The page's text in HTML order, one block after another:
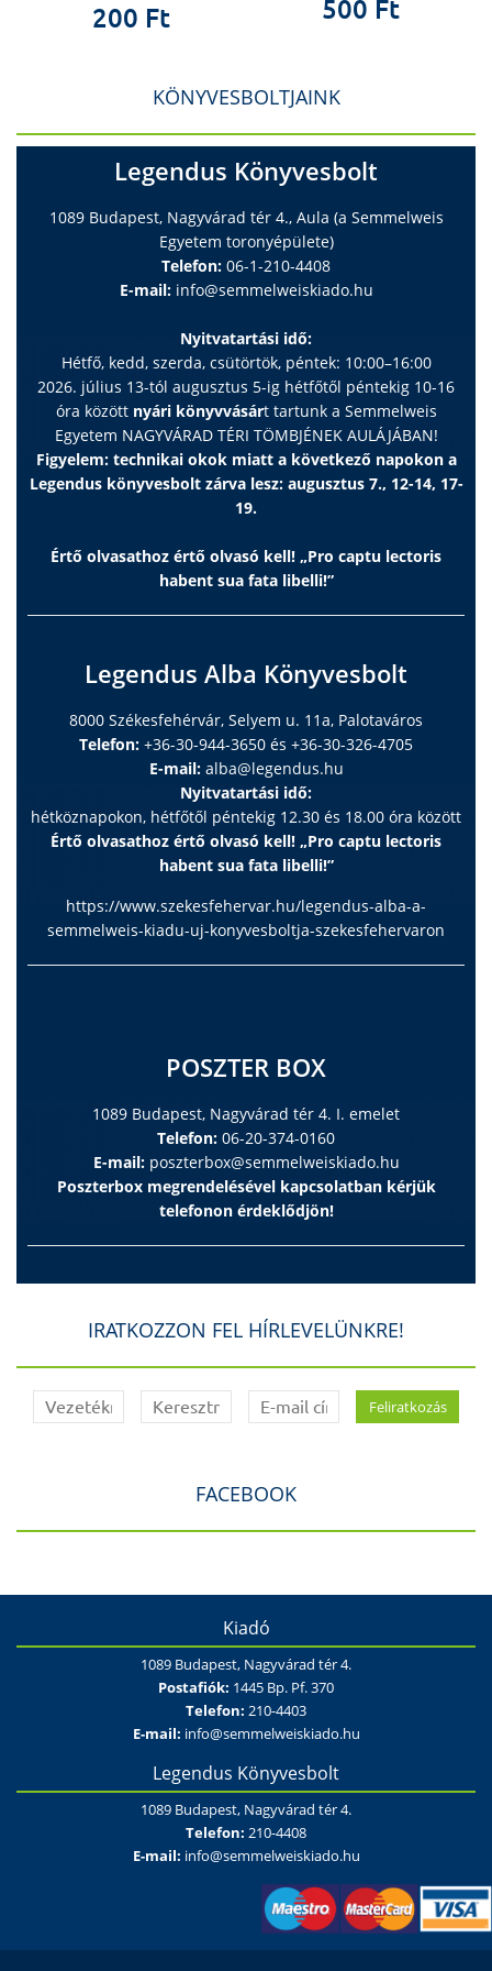
díszpolgára 1999 / az MTA Szentágothai János
Károly Egyetem emlékérme, Prága JELENLEG SE
Orálbiológia / Professor emerita The Borrow Foundation
elnöke
A film, mely a könyv alapjául szolgál, DVD-n is
megvásárolható (3000 Ft)
200 Ft 500 Ft
KÖNYVESBOLTJAINK
Legendus Könyvesbolt
1089 Budapest, Nagyvárad tér 4., Aula (a Semmelweis
Egyetem toronyépülete)
Telefon: 06-1-210-4408
E-mail: info@semmelweiskiado.hu
Nyitvatartási idő:
Hétfő, kedd, szerda, csütörtök, péntek: 10:00–16:00
2026. július 13-tól augusztus 5-ig hétfőtől péntekig 10-16
óra között nyári könyvvásárt tartunk a Semmelweis
Egyetem NAGYVÁRAD TÉRI TÖMBJÉNEK AULÁJÁBAN!
Figyelem: technikai okok miatt a következő napokon a
Legendus könyvesbolt zárva lesz: augusztus 7., 12-14, 17-
19.
Értő olvasathoz értő olvasó kell! „Pro captu lectoris
habent sua fata libelli!”
Legendus Alba Könyvesbolt
8000 Székesfehérvár, Selyem u. 11a, Palotaváros
Telefon: +36-30-944-3650 és +36-30-326-4705
E-mail: alba@legendus.hu
Nyitvatartási idő:
hétköznapokon, hétfőtől péntekig 12.30 és 18.00 óra között
Értő olvasathoz értő olvasó kell! „Pro captu lectoris
habent sua fata libelli!”
https://www.szekesfehervar.hu/legendus-alba-a-
semmelweis-kiadu-uj-konyvesboltja-szekesfehervaron
POSZTER BOX
1089 Budapest, Nagyvárad tér 4. I. emelet
Telefon: 06-20-374-0160
E-mail: poszterbox@semmelweiskiado.hu
Poszterbox megrendelésével kapcsolatban kérjük
telefonon érdeklődjön!
IRATKOZZON FEL HÍRLEVELÜNKRE!
FACEBOOK
Kiadó
1089 Budapest, Nagyvárad tér 4.
Postafiók: 1445 Bp. Pf. 370
Telefon: 210-4403
E-mail: info@semmelweiskiado.hu
Legendus Könyvesbolt
1089 Budapest, Nagyvárad tér 4.
Telefon: 210-4408
E-mail: info@semmelweiskiado.hu